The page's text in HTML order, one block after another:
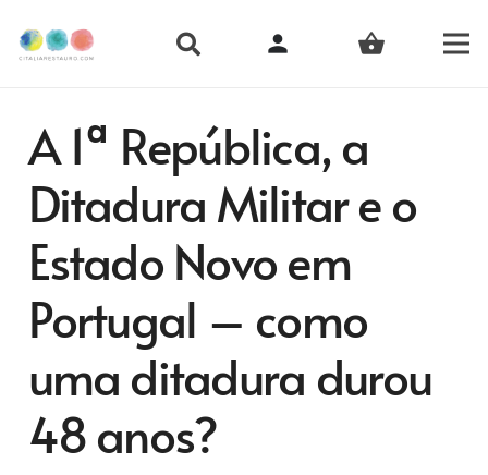
person shopping_basket
A 1ª República, a
Ditadura Militar e o
Estado Novo em
Portugal – como
uma ditadura durou
48 anos?